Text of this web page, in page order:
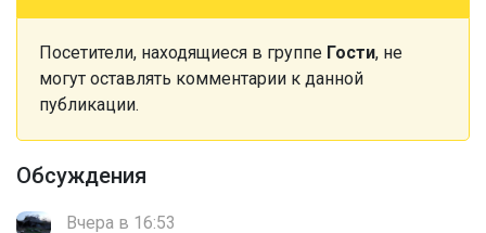
Посетители, находящиеся в группе Гости, не
могут оставлять комментарии к данной
публикации.
Обсуждения
Вчера в 16:53